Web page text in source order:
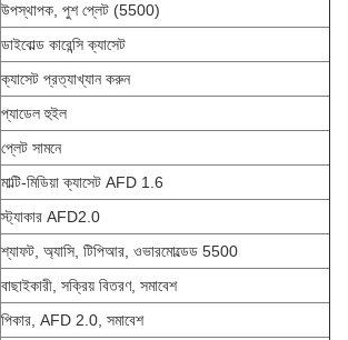
উপস্থাপক, পুশ প্লেট (5500)
ডাইবোল্ড কারেন্সি ক্যাসেট
ক্যাসেট প্রত্যাখ্যান করুন
প্যাডেল হুইল
প্লেট সামনে
মাল্টি-মিডিয়া ক্যাসেট AFD 1.6
স্ট্যাকার AFD2.0
শ্যাফট, অ্যাসি, টিপিআর, ওভারমোল্ডেড 5500
বাছাইকারী, সক্রিয় বিতরণ, সমাবেশ
পিকার, AFD 2.0, সমাবেশ